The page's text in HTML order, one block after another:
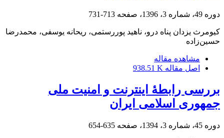
دوره 49، شماره 3، 1396، صفحه 713-731
کیومرث یزدان پناه درو، ناهید پوررستمی، ریحانه یوسفی، محمدرضا
حسین‌زاده
مشاهده مقاله
اصل مقاله 938.51 K
بررسی رابطۀ اینترنت و امنیت ملی
جمهوری اسلامی ایران
دوره 45، شماره 3، 1394، صفحه 635-654